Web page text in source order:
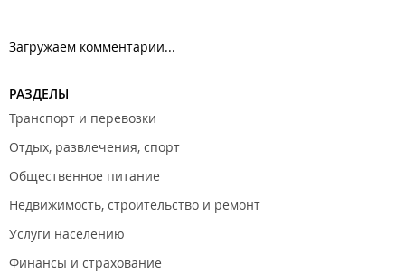
Загружаем комментарии...
РАЗДЕЛЫ
Транспорт и перевозки
Отдых, развлечения, спорт
Общественное питание
Недвижимость, строительство и ремонт
Услуги населению
Финансы и страхование